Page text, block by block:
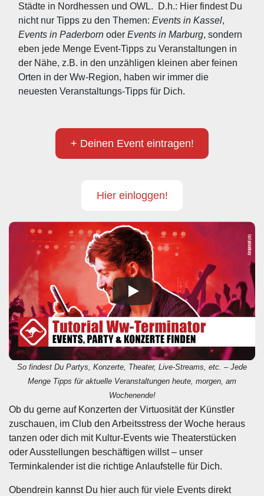
Städte in Nordhessen und OWL.  D.h.: Hier findest Du
nicht nur Tipps zu den Themen: Events in Kassel
Events in Paderborn oder Events in Marburg, sondern
eben jede Menge Event-Tipps zu Veranstaltungen in
der Nähe, z.B. in den unzähligen kleinen aber feinen
Orten in der Ww-Region, haben wir immer die
neuesten Veranstaltungs-Tipps für Dich.
+ Deinen Event eintragen!
Hier einloggen!
So findest Du Partys, Konzerte, Theater, Live-Streams, etc. – Jede
Menge Tipps für aktuelle Veranstaltungen heute, morgen, am
Wochenende!
Ob du gerne auf Konzerten der Virtuosität der Künstler
zuschauen, im Club den Arbeitsstress der Woche heraus
tanzen oder dich mit Kultur-Events wie Theaterstücken
oder Ausstellungen beschäftigen willst – unser
Terminkalender ist die richtige Anlaufstelle für Dich.
Obendrein kannst Du hier auch für viele Events direkt